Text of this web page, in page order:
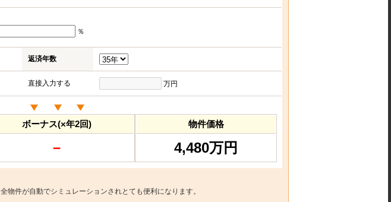
％
返済年数
直接入力する 万円
ボーナス(×年2回)
－
物件価格
4,480万円
物件が自動でシミュレーションされとても便利になります。